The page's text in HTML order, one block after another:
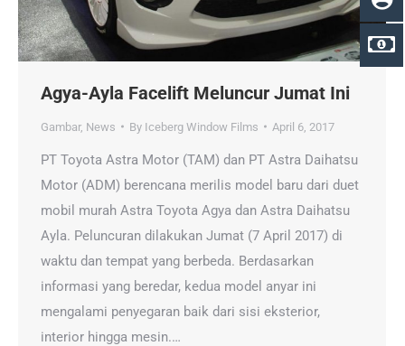
Agya-Ayla Facelift Meluncur Jumat Ini
Gambar, News By Iceberg Window Films April 6, 2017
PT Toyota Astra Motor (TAM) dan PT Astra Daihatsu
Motor (ADM) berencana merilis model baru dari duet
mobil murah Astra Toyota Agya dan Astra Daihatsu
Ayla. Peluncuran dilakukan Jumat (7 April 2017) di
waktu dan tempat yang berbeda. Berdasarkan
informasi yang beredar, kedua model anyar ini
mengalami penyegaran baik dari sisi eksterior,
interior hingga mesin.…